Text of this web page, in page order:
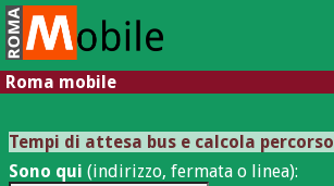
Roma mobile
Tempi di attesa bus e calcola percorso
Sono qui (indirizzo, fermata o linea):